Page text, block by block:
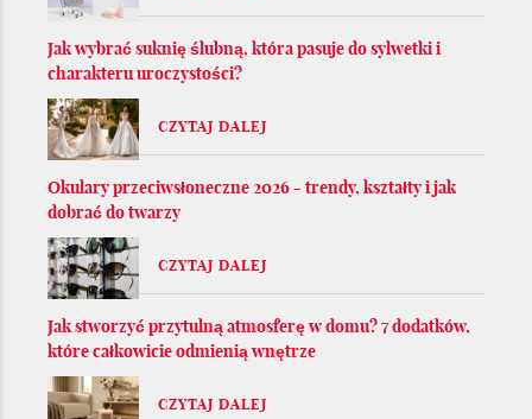
Jak wybrać suknię ślubną, która pasuje do sylwetki i
charakteru uroczystości?
CZYTAJ DALEJ
Okulary przeciwsłoneczne 2026 - trendy, kształty i jak
dobrać do twarzy
CZYTAJ DALEJ
Jak stworzyć przytulną atmosferę w domu? 7 dodatków,
które całkowicie odmienią wnętrze
CZYTAJ DALEJ